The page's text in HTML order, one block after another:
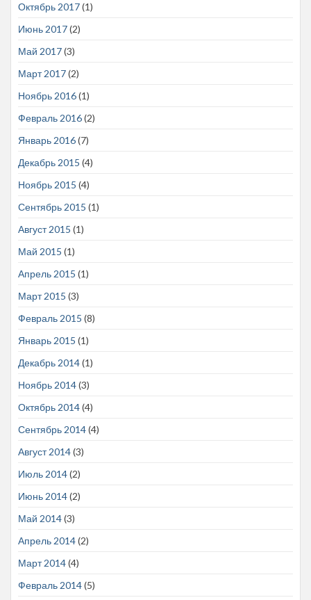
Октябрь 2017(1)
Июнь 2017(2)
Май 2017(3)
Март 2017(2)
Ноябрь 2016(1)
Февраль 2016(2)
Январь 2016(7)
Декабрь 2015 (4)
Ноябрь 2015 (4)
Сентябрь 2015 (1)
Август 2015 (1)
Май 2015 (1)
Апрель 2015 (1)
Март 2015 (3)
Февраль 2015 (8)
Январь 2015 (1)
Декабрь 2014(1)
Ноябрь 2014(3)
Октябрь 2014(4)
Сентябрь 2014(4)
Август 2014(3)
Июль 2014(2)
Июнь 2014(2)
Май 2014(3)
Апрель 2014(2)
Март 2014(4)
Февраль 2014(5)